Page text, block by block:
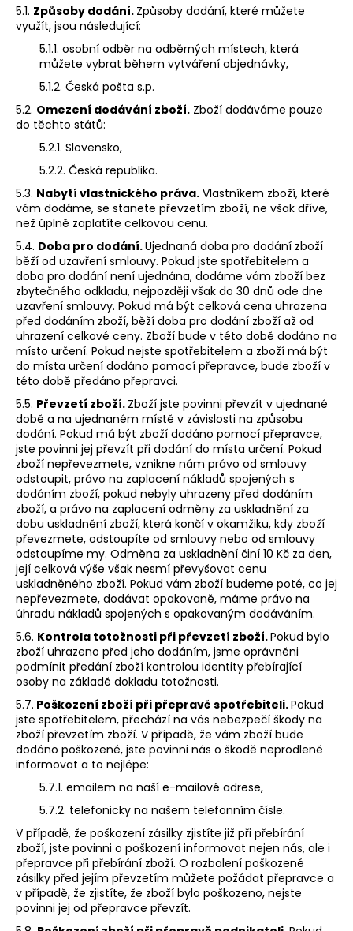
5.1. Způsoby dodání. Způsoby dodání, které můžete
využít, jsou následující:
5.1.1. osobní odběr na odběrných místech, která
můžete vybrat během vytváření objednávky,
5.1.2. Česká pošta s.p.
5.2. Omezení dodávání zboží. Zboží dodáváme pouze
do těchto států:
5.2.1. Slovensko,
5.2.2. Česká republika.
5.3. Nabytí vlastnického práva. Vlastníkem zboží, které
vám dodáme, se stanete převzetím zboží, ne však dříve,
než úplně zaplatíte celkovou cenu.
5.4. Doba pro dodání.Ujednaná doba pro dodání zboží
běží od uzavření smlouvy. Pokud jste spotřebitelem a
doba pro dodání není ujednána, dodáme vám zboží bez
zbytečného odkladu, nejpozději však do 30 dnů ode dne
uzavření smlouvy. Pokud má být celková cena uhrazena
před dodáním zboží, běží doba pro dodání zboží až od
uhrazení celkové ceny. Zboží bude v této době dodáno na
místo určení. Pokud nejste spotřebitelem a zboží má být
do místa určení dodáno pomocí přepravce, bude zboží v
této době předáno přepravci.
5.5. Převzetí zboží. Zboží jste povinni převzít v ujednané
době a na ujednaném místě v závislosti na způsobu
dodání. Pokud má být zboží dodáno pomocí přepravce,
jste povinni jej převzít při dodání do místa určení. Pokud
zboží nepřevezmete, vznikne nám právo od smlouvy
odstoupit, právo na zaplacení nákladů spojených s
dodáním zboží, pokud nebyly uhrazeny před dodáním
zboží, a právo na zaplacení odměny za uskladnění za
dobu uskladnění zboží, která končí v okamžiku, kdy zboží
převezmete, odstoupíte od smlouvy nebo od smlouvy
odstoupíme my. Odměna za uskladnění činí 10 Kč za den,
její celková výše však nesmí převyšovat cenu
uskladněného zboží. Pokud vám zboží budeme poté, co jej
nepřevezmete, dodávat opakovaně, máme právo na
úhradu nákladů spojených s opakovaným dodáváním.
5.6. Kontrola totožnosti při převzetí zboží.Pokud bylo
zboží uhrazeno před jeho dodáním, jsme oprávněni
podmínit předání zboží kontrolou identity přebírající
osoby na základě dokladu totožnosti.
5.7. Poškození zboží při přepravě spotřebiteli.Pokud
jste spotřebitelem, přechází na vás nebezpečí škody na
zboží převzetím zboží. V případě, že vám zboží bude
dodáno poškozené, jste povinni nás o škodě neprodleně
informovat a to nejlépe:
5.7.1. emailem na naší e-mailové adrese,
5.7.2. telefonicky na našem telefonním čísle.
V případě, že poškození zásilky zjistíte již při přebírání
zboží, jste povinni o poškození informovat nejen nás, ale i
přepravce při přebírání zboží. O rozbalení poškozené
zásilky před jejím převzetím můžete požádat přepravce a
v případě, že zjistíte, že zboží bylo poškozeno, nejste
povinni jej od přepravce převzít.